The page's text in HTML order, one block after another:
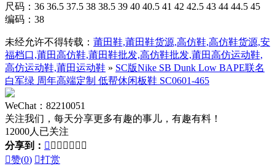
尺码：36 36.5 37.5 38 38.5 39 40 40.5 41 42 42.5 43 44 44.5 45
编码：38
未经允许不得转载： 莆田鞋,莆田鞋货源,高仿鞋,高仿鞋货源,安
福档口,莆田高仿鞋,莆田鞋批发,高仿鞋批发,莆田高仿运动鞋,
高仿运动鞋,莆田运动鞋 » SC版Nike SB Dunk Low BAPE联名
白军绿 周年高端定制 低帮休闲板鞋 SC0601-465
WeChat：82210051
关注我们，每天分享更多有趣的事儿，有趣有料！
12000人已关注
分享到：       
赞(0) 打赏